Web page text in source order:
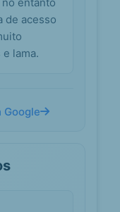
se no
...
de acesso
lama.
Google